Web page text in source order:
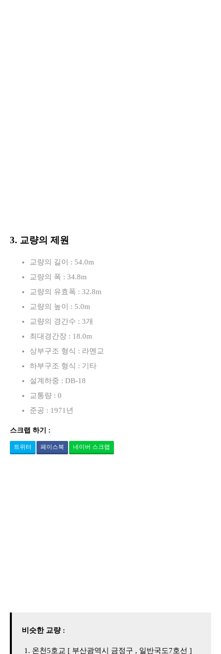
3. 교량의 제원
교량의 길이 : 54.0m
교량의 폭 : 34.8m
교량의 유효폭 : 32.8m
교량의 높이 : 5.0m
교량의 경간수 : 3개
최대경간장 : 18.0m
상부구조 형식 : 라멘교
하부구조 형식 : 기타
설계하중 : DB-18
교통량 : 0
준공 : 1971년
스크랩 하기 :
트위터 페이스북 네이버 스크랩
비슷한 교량 :
온천5호교 [ 부산광역시 금정구 , 일반국도7호선 ]